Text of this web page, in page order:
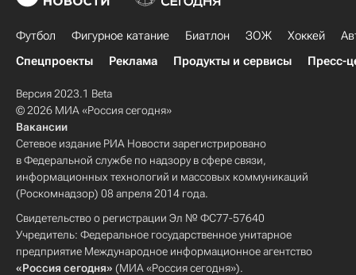
Футбол Фигурное катание Биатлон ЗОЖ Хоккей
Спецпроекты
Реклама Продукты и сервисы Пресс-
Версия 2023.1 Beta
© 2026 МИА «Россия сегодня»
Вакансии
Сетевое издание РИА Новости зарегистрировано
в Федеральной службе по надзору в сфере связи,
информационных технологий и массовых коммуникаций
(Роскомнадзор) 08 апреля 2014 года.
Свидетельство о регистрации Эл № ФС77-57640
Учредитель: Федеральное государственное унитарное
предприятие Международное информационное агентство
«Россия сегодня» (МИА «Россия сегодня»).